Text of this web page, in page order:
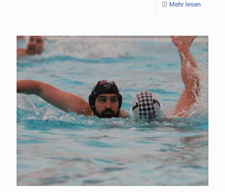
Mehr lesen